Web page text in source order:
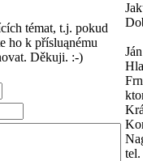
témat, t.j. pokud
ho k přísluąnému
Děkuji. :-)
Ján